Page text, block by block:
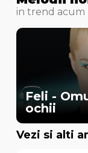
in trend acum
Feli -
ochii
Vezi si alti